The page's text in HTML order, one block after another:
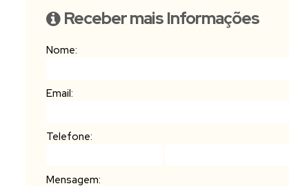
Receber mais Informações
Nome:
Email:
Telefone:
Mensagem: